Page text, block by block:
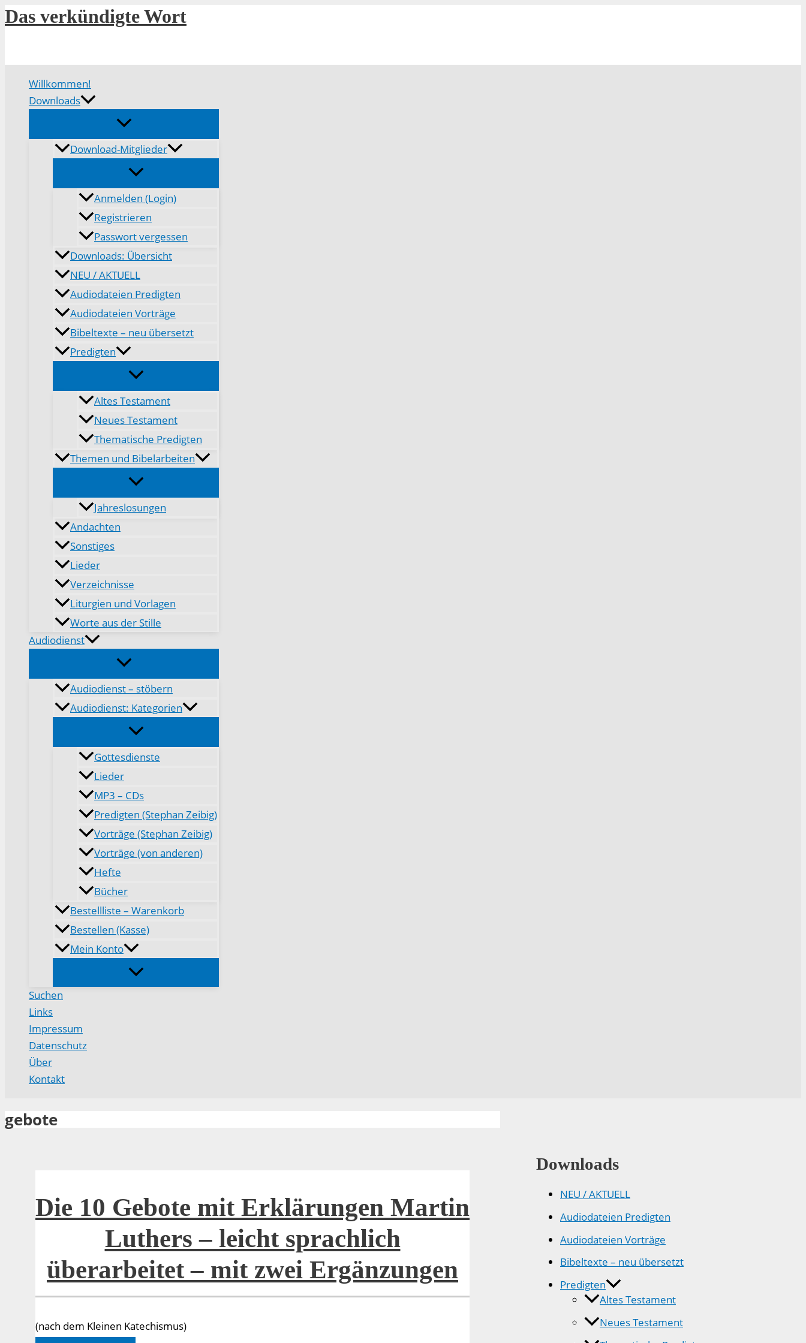
Zum
Inhalt
Das verkündigte Wort
Willkommen!
Downloads
Download-Mitglieder
Anmelden (Login)
Registrieren
Passwort vergessen
Downloads: Übersicht
NEU / AKTUELL
Audiodateien Predigten
Audiodateien Vorträge
Bibeltexte – neu übersetzt
Predigten
Altes Testament
Neues Testament
Thematische Predigten
Themen und Bibelarbeiten
Jahreslosungen
Andachten
Sonstiges
Lieder
Verzeichnisse
Liturgien und Vorlagen
Worte aus der Stille
Audiodienst
Audiodienst – stöbern
Audiodienst: Kategorien
Gottesdienste
Lieder
MP3 – CDs
Predigten (Stephan Zeibig)
Vorträge (Stephan Zeibig)
Vorträge (von anderen)
Hefte
Bücher
Bestellliste – Warenkorb
Bestellen (Kasse)
Mein Konto
Suchen
Links
Impressum
Datenschutz
Über
Kontakt
gebote
Die 10 Gebote mit Erklärungen Martin
Luthers – leicht sprachlich
überarbeitet – mit zwei Ergänzungen
(nach dem Kleinen Katechismus)
Downloads
NEU / AKTUELL
Audiodateien Predigten
Audiodateien Vorträge
Bibeltexte – neu übersetzt
Predigten
Altes Testament
Neues Testament